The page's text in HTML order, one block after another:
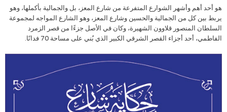
هو أحد أهم وأشهر الشوارع المتفرعة من شارع المعز، بل والجمالية بأكملها، وهو
يربط بين كل من الجمالية والحسين وشارع المعز، وهو الشارع المواجه لمجموعة
السلطان المنصور قلاوون الشهيرة، وكان في الأصل جزءًا من قصر الزمرد
الفاطمي، أحد أجزاء القصر الشرقي الكبير الذي بُني على مساحة 70 فدانًا.